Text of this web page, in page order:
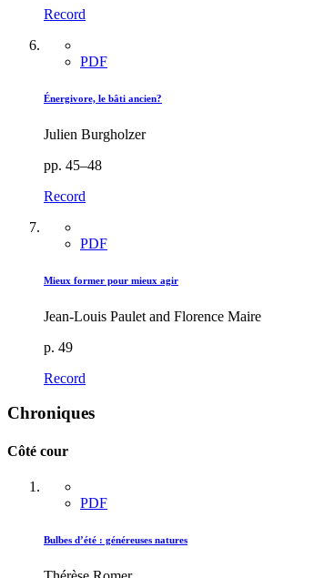
Record
PDF
Énergivore, le bâti ancien?
Julien Burgholzer
pp. 45–48
Record
PDF
Mieux former pour mieux agir
Jean-Louis Paulet and Florence Maire
p. 49
Record
Chroniques
Côté cour
PDF
Bulbes d’été : généreuses natures